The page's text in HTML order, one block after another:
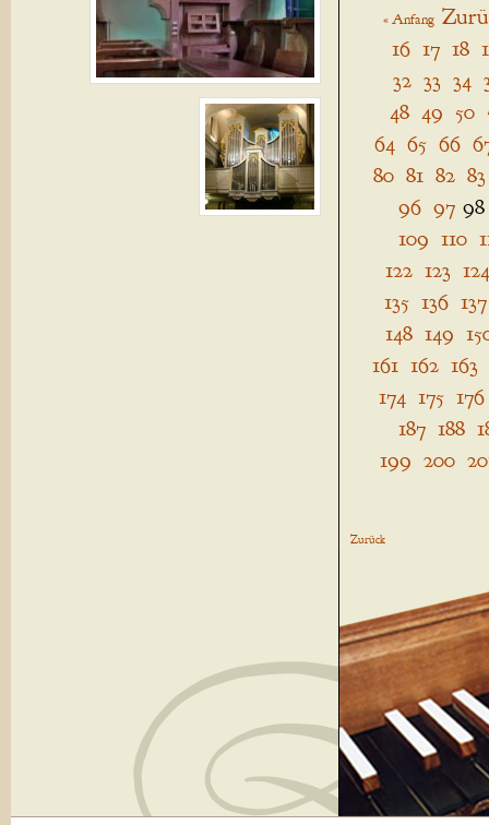
« Anfang
16 17 18
32 33 34
48 49 50
64 65 66
80 81 82 83
96 97 98
109 110
122 123 124
135 136 137
148 149
161 162 163
174 175 176
187 188
199 200
Zurück